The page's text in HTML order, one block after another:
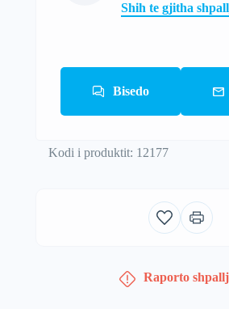
Shih te gjitha
Bisedo
Kodi i produktit: 12177
Raporto